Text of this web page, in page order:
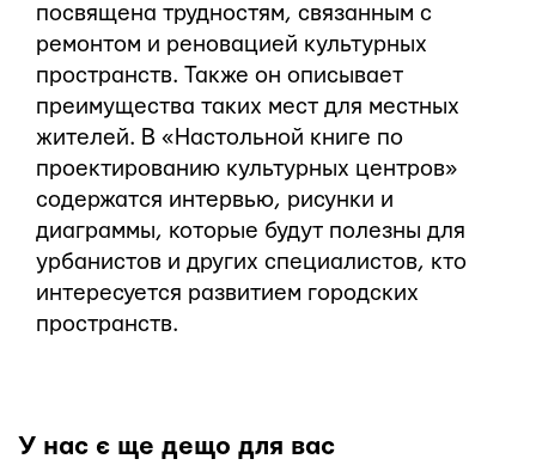
посвящена трудностям, связанным с
ремонтом и реновацией культурных
пространств. Также он описывает
преимущества таких мест для местных
жителей. В «Настольной книге по
проектированию культурных центров»
содержатся интервью, рисунки и
диаграммы, которые будут полезны для
урбанистов и других специалистов, кто
интересуется развитием городских
пространств.
У нас є ще дещо для вас